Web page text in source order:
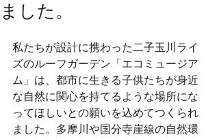
ました。
私たちが設計に携わった二子玉川ライ
ズのルーフガーデン「エコミュージア
ム」は、都市に生きる子供たちが身近
な自然に関心を持てるような場所にな
ってほしいとの願いを込めてつくられ
ました。多摩川や国分寺崖線の自然環